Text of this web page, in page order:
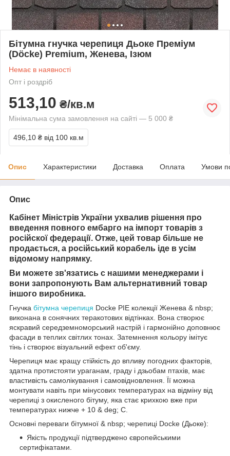
Бітумна гнучка черепиця Дьоке Преміум
(Döcke) Premium, Женева, Ізюм
Немає в наявності
Опт і роздріб
513,10 ₴/кв.м
Мінімальна сума замовлення на сайті — 5 000 ₴
496,10 ₴ від 100 кв.м
Опис Характеристики Доставка Оплата Умови
Опис
Кабінет Міністрів України ухвалив рішення про
введення повного ембарго на імпорт товарів з
російскої федерації. Отже, цей товар більше не
продається, а російський корабель іде в усім
відомому напрямку.
Ви можете зв'язатись с нашими менеджерами і
вони запропонують Вам альтернативний товар
іншого виробника.
Гнучка бітумна черепиця Docke PIE колекції Женева & nbsp;
виконана в сонячних теракотових відтінках. Вона створює
яскравий середземноморський настрій і гармонійно доповнює
фасади в теплих світлих тонах. Затемнення кольору імітує
тінь і створює візуальний ефект об'єму.
Черепиця має кращу стійкість до впливу погодних факторів,
здатна протистояти ураганам, граду і дзьобам птахів, має
властивість самолікування і самовідновлення. Її можна
монтувати навіть при мінусових температурах на відміну від
черепиці з окисленого бітуму, яка стає крихкою вже при
температурах нижче + 10 & deg; С.
Основні переваги бітумної & nbsp; черепиці Docke (Дьоке):
Якість продукції підтверджено європейськими
сертифікатами.